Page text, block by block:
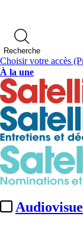
Recherche
Choisir votre accès
À la une